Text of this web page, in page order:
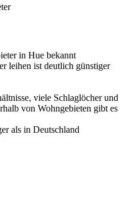
in Hue bekannt
leihen ist deutlich günstiger
viele Schlaglöcher und
von Wohngebieten gibt es
als in Deutschland